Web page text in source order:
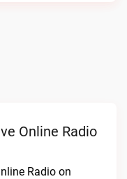
Online Radio
Radio on